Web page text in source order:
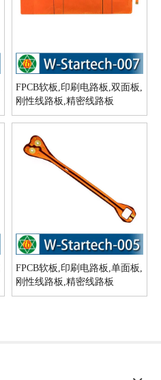
FPCB软板,印刷电路板,双面板,
刚性线路板,精密线路板
FPCB软板,印刷电路板,单面板,
刚性线路板,精密线路板